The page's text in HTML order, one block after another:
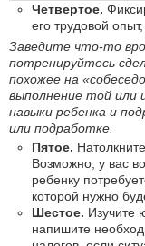
Четвертое.
его трудовой
Заведите что-то
потренируйтесь
похожее на
выполнение той или
навыки ребенка и
или подработке.
Пятое.
Возможно, у вас
ребенку
которой нужно
Шестое. Изучите
напишите